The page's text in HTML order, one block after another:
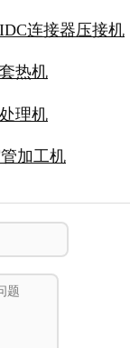
连接器压接机
热机
理机
加工机